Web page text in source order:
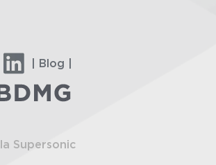
| Blog |
Supersonic